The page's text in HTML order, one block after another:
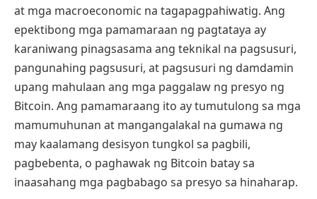
at mga macroeconomic na tagapagpahiwatig. Ang
epektibong mga pamamaraan ng pagtataya ay
karaniwang pinagsasama ang teknikal na pagsusuri,
pangunahing pagsusuri, at pagsusuri ng damdamin
upang mahulaan ang mga paggalaw ng presyo ng
Bitcoin. Ang pamamaraang ito ay tumutulong sa mga
mamumuhunan at mangangalakal na gumawa ng
may kaalamang desisyon tungkol sa pagbili,
pagbebenta, o paghawak ng Bitcoin batay sa
inaasahang mga pagbabago sa presyo sa hinaharap.